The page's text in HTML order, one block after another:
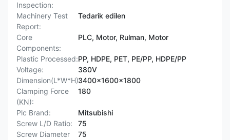
Inspection:
Machinery Test
Report:
Tedarik edilen
Core
Components:
PLC, Motor, Rulman, Motor
Plastic Processed:PP, HDPE, PET, PE/PP, HDPE/PP
Voltage:
380V
Dimension(L*W*H):3400x1600x1800
Clamping Force
(KN):
180
Plc Brand:
Mitsubishi
Screw L/D Ratio:
75
Screw Diameter
75